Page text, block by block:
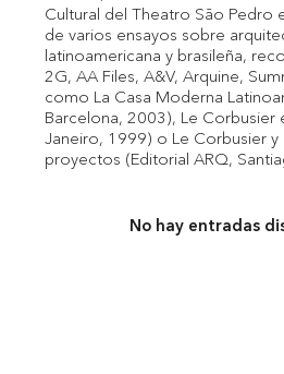
Cultural del Theatro São Pedro
de varios ensayos sobre
latinoamericana y brasileña,
2G, AA Files, A&V, Arquine,
como La Casa Moderna
Barcelona, 2003), Le Corbusier
Janeiro, 1999) o Le Corbusier y
proyectos (Editorial ARQ,
No hay entradas